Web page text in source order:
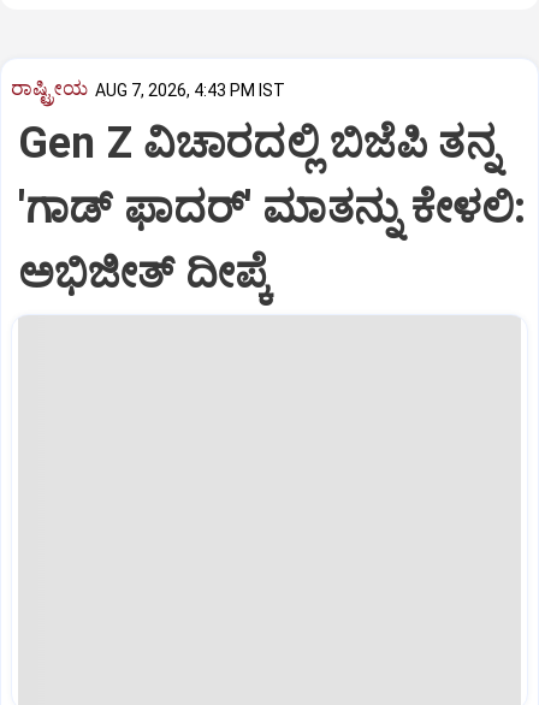
ರಾಷ್ಟ್ರೀಯ AUG 7, 2026, 4:43 PM IST
Gen Z ವಿಚಾರದಲ್ಲಿ ಬಿಜೆಪಿ ತನ್ನ
'ಗಾಡ್ ಫಾದರ್' ಮಾತನ್ನು ಕೇಳಲಿ:
ಅಭಿಜೀತ್ ದೀಪ್ಕೆ